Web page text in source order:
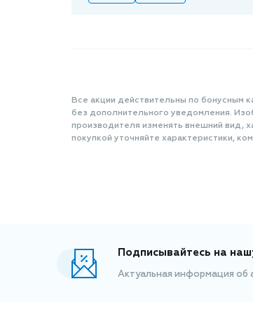
Все акции действительны по бонусным
без дополнительного уведомления.
производителя изменять внешний вид,
покупкой уточняйте характеристики,
Подписывайтесь на
Актуальная информация об